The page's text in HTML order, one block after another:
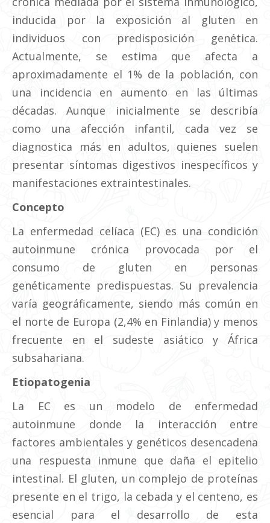
inducida por la exposición al gluten en
individuos con predisposición genética.
Actualmente, se estima que afecta a
aproximadamente el 1% de la población, con
una incidencia en aumento en las últimas
décadas. Aunque inicialmente se describía
como una afección infantil, cada vez se
diagnostica más en adultos, quienes suelen
presentar síntomas digestivos inespecíficos y
manifestaciones extraintestinales.
Concepto
La enfermedad celíaca (EC) es una condición
autoinmune crónica provocada por el
consumo de gluten en personas
genéticamente predispuestas. Su prevalencia
varía geográficamente, siendo más común en
el norte de Europa (2,4% en Finlandia) y menos
frecuente en el sudeste asiático y África
subsahariana.
Etiopatogenia
La EC es un modelo de enfermedad
autoinmune donde la interacción entre
factores ambientales y genéticos desencadena
una respuesta inmune que daña el epitelio
intestinal. El gluten, un complejo de proteínas
presente en el trigo, la cebada y el centeno, es
esencial para el desarrollo de esta